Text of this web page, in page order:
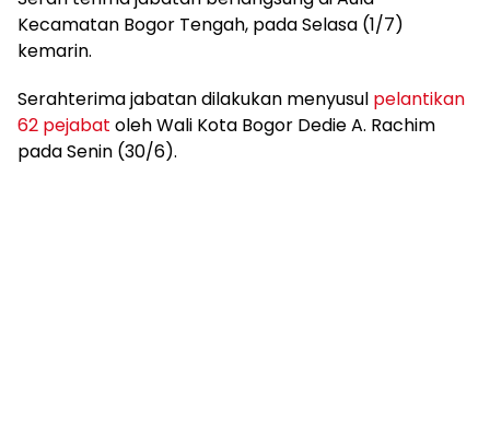
Kecamatan Bogor Tengah, pada Selasa (1/7)
kemarin.
Serahterima jabatan dilakukan menyusul pelantikan
62 pejabat oleh Wali Kota Bogor Dedie A. Rachim
pada Senin (30/6).